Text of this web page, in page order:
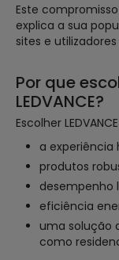
Este
explica a sua
sites e
Por que
LEDVANCE?
Escolher
a experiência
produtos
desempenho
eficiência
uma solução
como